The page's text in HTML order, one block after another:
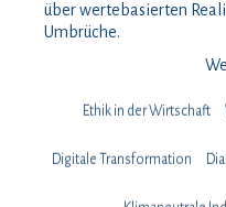
über wertebasierten
Umbrüche.
Ethik in der Wirtschaft
Digitale Transformation